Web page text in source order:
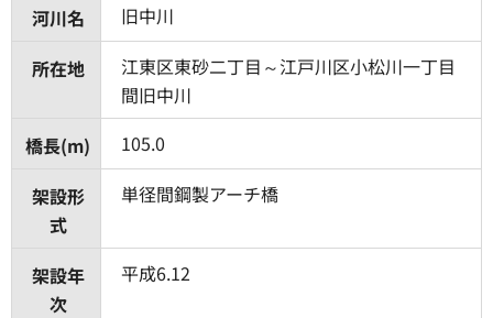
河川名
旧中川
所在地
江東区東砂二丁目～江戸川区小松川一丁目
間旧中川
橋長(m)
105.0
架設形
式
単径間鋼製アーチ橋
架設年
次
平成6.12